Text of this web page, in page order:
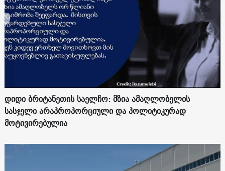
დიდი ბრიტანეთის საელჩო: მზია ამაღლობელის
სასჯელი არაპროპორციული და პოლიტიკურად
მოტივირებულია